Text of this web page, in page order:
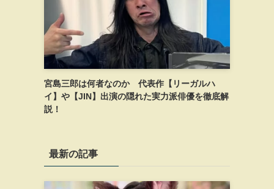
宮島三郎は何者なのか 代表作【リーガルハ
イ】や【JIN】出演の隠れた実力派俳優を徹底解
説！
最新の記事